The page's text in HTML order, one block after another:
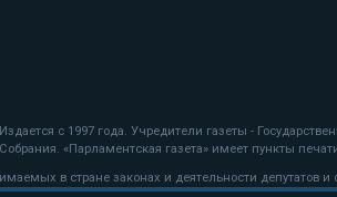
с 1997 года. Учредители газеты -
«Парламентская газета» имеет пункты
в стране законах и деятельности депутатов